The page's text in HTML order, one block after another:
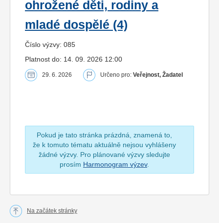
ohrožené děti, rodiny a
mladé dospělé (4)
Číslo výzvy: 085
Platnost do: 14. 09. 2026 12:00
29. 6. 2026 Určeno pro: Veřejnost, Žadatel
Pokud je tato stránka prázdná, znamená to,
že k tomuto tématu aktuálně nejsou vyhlášeny
žádné výzvy. Pro plánované výzvy sledujte
prosím Harmonogram výzev.
Na začátek stránky